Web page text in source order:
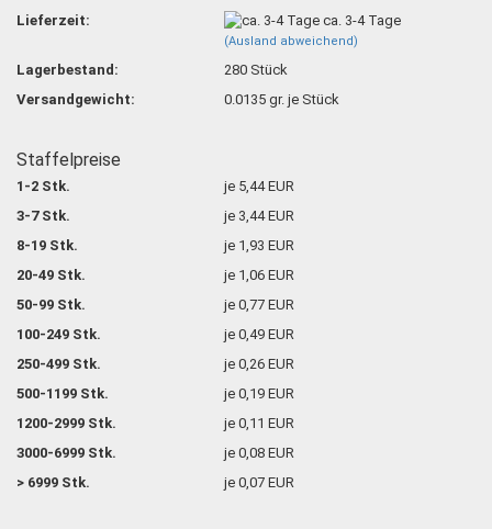
Lieferzeit:
ca. 3-4 Tage
(Ausland abweichend)
Lagerbestand: 280 Stück
Versandgewicht:
0.0135 gr. je Stück
Staffelpreise
1-2 Stk.
je 5,44 EUR
3-7 Stk.
je 3,44 EUR
8-19 Stk.
je 1,93 EUR
20-49 Stk.
je 1,06 EUR
50-99 Stk.
je 0,77 EUR
100-249 Stk.
je 0,49 EUR
250-499 Stk.
je 0,26 EUR
500-1199 Stk.
je 0,19 EUR
1200-2999 Stk.
je 0,11 EUR
3000-6999 Stk.
je 0,08 EUR
> 6999 Stk.
je 0,07 EUR